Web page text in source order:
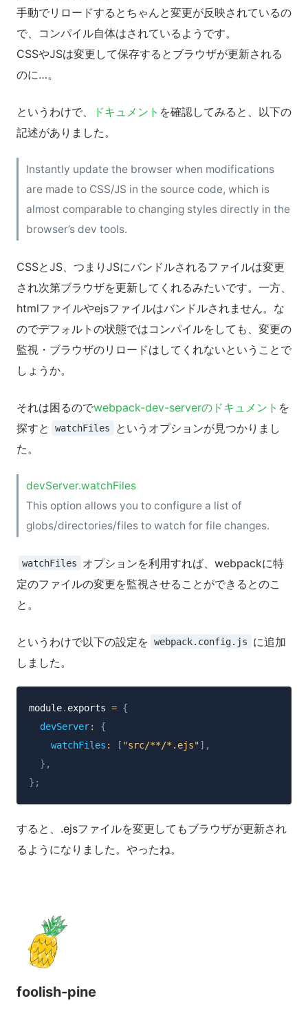
手動でリロードするとちゃんと変更が反映されているの
で、コンパイル自体はされているようです。
CSSやJSは変更して保存するとブラウザが更新される
のに…。
というわけで、 ドキュメント を確認してみると、以下の
記述がありました。
Instantly update the browser when modifications
are made to CSS/JS in the source code, which is
almost comparable to changing styles directly in the
browser’s dev tools.
CSSとJS、つまりJSにバンドルされるファイルは変更
され次第ブラウザを更新してくれるみたいです。一方、
htmlファイルやejsファイルはバンドルされません。な
のでデフォルトの状態ではコンパイルをしても、変更の
監視・ブラウザのリロードはしてくれないということで
しょうか。
それは困るのでwebpack-dev-serverのドキュメント を
探すと
watchFiles
というオプションが見つかりまし
た。
devServer.watchFiles
This option allows you to configure a list of
globs/directories/files to watch for file changes.
watchFiles
オプションを利用すれば、webpackに特
定のファイルの変更を監視させることができるとのこ
と。
というわけで以下の設定を webpack.config.js
に追加
しました。
module. exports = {
devServer:
{
watchFiles : [ "src/**/*.ejs"] ,
} ,
} ;
すると、.ejsファイルを変更してもブラウザが更新され
るようになりました。やったね。
foolish-pine